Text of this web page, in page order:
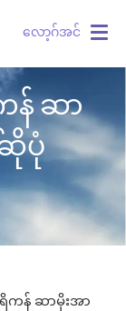
လော့ဂ်အင်
န် ဆာ
ဆိုပုံ
ကန် ဆာမိုးအာ